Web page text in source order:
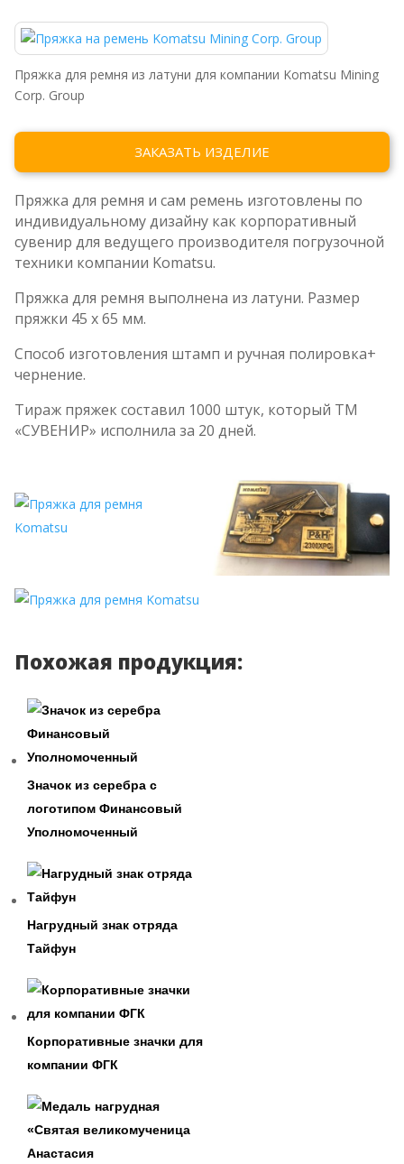
Generic filters
Hidden label
Exact matches only
Hidden label
Hidden label
Пряжка для ремня из латуни для компании Komatsu Mining
Corp. Group
ЗАКАЗАТЬ ИЗДЕЛИЕ
Пряжка для ремня и сам ремень изготовлены по
индивидуальному дизайну как корпоративный
сувенир для ведущего производителя погрузочной
техники компании Komatsu.
Пряжка для ремня выполнена из латуни. Размер
пряжки 45 х 65 мм.
Способ изготовления штамп и ручная полировка+
чернение.
Тираж пряжек составил 1000 штук, который ТМ
«СУВЕНИР» исполнила за 20 дней.
Похожая продукция:
Значок из серебра с
логотипом Финансовый
Уполномоченный
Нагрудный знак отряда
Тайфун
Корпоративные значки для
компании ФГК